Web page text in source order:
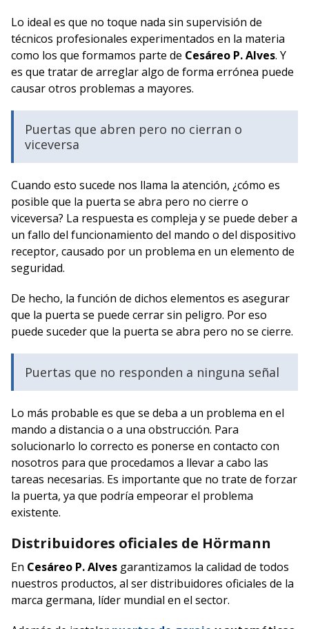
Lo ideal es que no toque nada sin supervisión de
técnicos profesionales experimentados en la materia
como los que formamos parte de Cesáreo P. Alves. Y
es que tratar de arreglar algo de forma errónea puede
causar otros problemas a mayores.
Puertas que abren pero no cierran o
viceversa
Cuando esto sucede nos llama la atención, ¿cómo es
posible que la puerta se abra pero no cierre o
viceversa? La respuesta es compleja y se puede deber a
un fallo del funcionamiento del mando o del dispositivo
receptor, causado por un problema en un elemento de
seguridad.
De hecho, la función de dichos elementos es asegurar
que la puerta se puede cerrar sin peligro. Por eso
puede suceder que la puerta se abra pero no se cierre.
Puertas que no responden a ninguna señal
Lo más probable es que se deba a un problema en el
mando a distancia o a una obstrucción. Para
solucionarlo lo correcto es ponerse en contacto con
nosotros para que procedamos a llevar a cabo las
tareas necesarias. Es importante que no trate de forzar
la puerta, ya que podría empeorar el problema
existente.
Distribuidores oficiales de Hörmann
En Cesáreo P. Alves garantizamos la calidad de todos
nuestros productos, al ser distribuidores oficiales de la
marca germana, líder mundial en el sector.